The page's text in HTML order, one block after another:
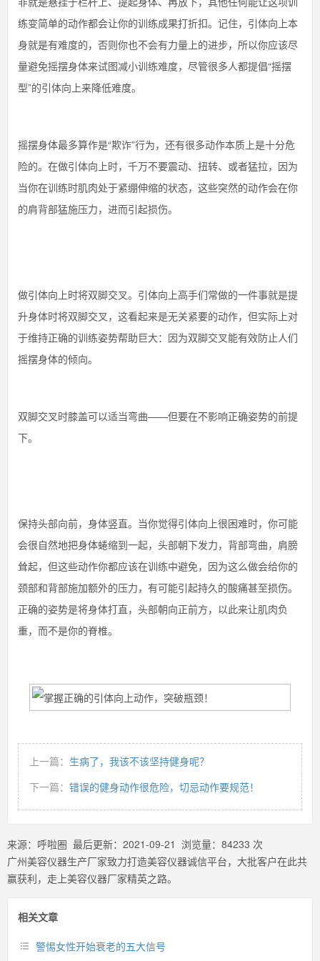
练变简单的动作都会让你的训练成果打折扣。记住，引体向上本
身就是有难度的，否则你也不会有力量上的进步，所以你应该尽
量避免摇摆身体来试图减小训练难度，尽管很多人都提倡“摇摆
型”的引体向上来降低难度。
摇摆身体最多算作是“欺诈”行为，还有很多动作本质上是十分危
险的。在做引体向上时，千万不要震动、扭转、或者猛拉，因为
当你在训练时肌肉处于紧绷伸缩的状态，这些突然的动作会在你
的肩背部猛施压力，进而引起损伤。
做引体向上时将双脚交叉。引体向上高手们常做的一件事就是提
升身体时将双脚交叉，这看起来是无关紧要的动作，但实际上对
于维持正确的训练姿势帮助巨大：因为双脚交叉能有效防止人们
摇摆身体的倾向。
双脚交叉时膝盖可以适当弯曲——但要在不影响正确姿势的前提
下。
保持头部向前，身体竖直。当你觉得引体向上很困难时，你可能
会很自然地把身体蜷缩到一起，头部朝下发力，背部弯曲，肩膀
耸起，但这些动作你都应该在训练中避免，因为这么做会给你的
颈部和背部施加额外的压力，有可能引起持久的酸痛甚至损伤。
正确的姿势是将身体打直，头部朝向正前方，以此来让肌肉负
重，而不是你的脊椎。
上一篇： 生病了，我该不该坚持健身呢？
下一篇： 错误的健身动作很危险，切忌动作要规范！
来源： 呼啦圈 最后更新： 2021-09-21 浏览量： 84233 次
广州美容仪器生产厂家致力打造美容仪器诚信平台，大批客户在此共
赢获利，走上美容仪器厂家精英之路。
相关文章
警惕女性开始衰老的五大信号